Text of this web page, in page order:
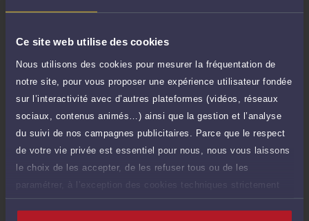
Ce site web utilise des cookies
Nous utilisons des cookies pour mesurer la fréquentation de
notre site, pour vous proposer une expérience utilisateur fondée
sur l’interactivité avec d’autres plateformes (vidéos, réseaux
sociaux, contenus animés…) ainsi que la gestion et l’analyse
du suivi de nos campagnes publicitaires. Parce que le respect
de votre vie privée est essentiel pour nous, nous vous laissons
le choix de les accepter, de les refuser tous ou de les
paramétrer, à l’exception des cookies techniques strictement
nécessaires au fonctionnement du site.
d'ajout d'une pièce jointe
Consulter par écrit
Payer des honoraires ou une facture
Vous souhaitez payer une facture ou des
honoraires à l’avocat par Carte Bancaire.
Payer